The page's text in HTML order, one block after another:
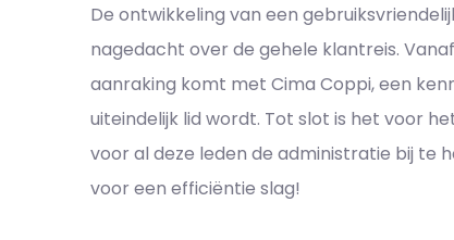
De ontwikkeling van een
nagedacht over de gehele klantreis.
aanraking komt met Cima Coppi, een
uiteindelijk lid wordt. Tot slot is het voor
voor al deze leden de administratie bij te
voor een efficiëntie slag!